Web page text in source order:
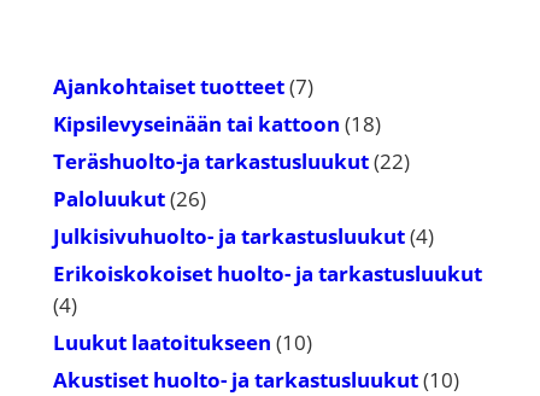
Ajankohtaiset tuotteet 77
tuotetta
Kipsilevyseinään tai kattoon 1818
tuotetta
Teräshuolto-ja tarkastusluukut 2222
Paloluukut 2626
tuotetta
Julkisivuhuolto- ja tarkastusluukut 44
tuotetta
Erikoiskokoiset huolto- ja tarkastusluukut
44
tuotetta
Luukut laatoitukseen 1010
tuotetta
Akustiset huolto- ja tarkastusluukut 1010